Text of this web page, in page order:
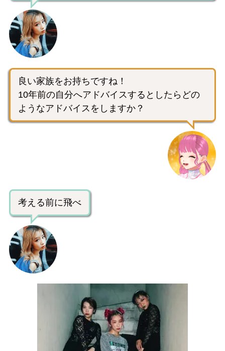
良い家族をお持ちですね！
10年前の自分へアドバイスするとしたらどの
ようなアドバイスをしますか？
考える前に飛べ